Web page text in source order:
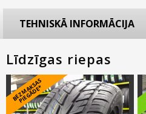
TEHNISKĀ INFORMĀCIJA
Līdzīgas riepas
B
E
Z
M
A
K
S
A
S
PI
E
G
Ā
D
E
*